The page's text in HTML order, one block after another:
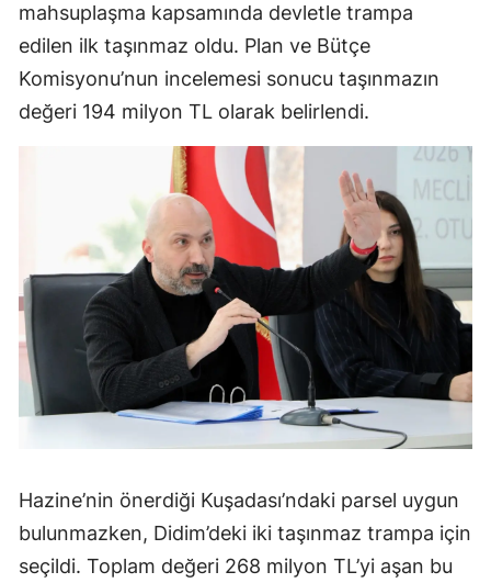
mahsuplaşma kapsamında devletle trampa
edilen ilk taşınmaz oldu. Plan ve Bütçe
Komisyonu’nun incelemesi sonucu taşınmazın
değeri 194 milyon TL olarak belirlendi.
Hazine’nin önerdiği Kuşadası’ndaki parsel uygun
bulunmazken, Didim’deki iki taşınmaz trampa için
seçildi. Toplam değeri 268 milyon TL’yi aşan bu